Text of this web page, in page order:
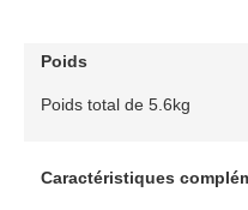
Poids
Poids total de 5.6kg
Caractéristiques